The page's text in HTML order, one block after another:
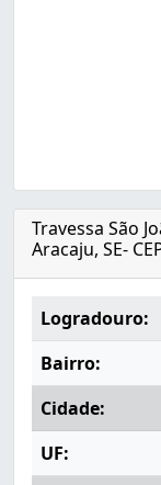
Travessa São
Aracaju, SE-
Logradouro:
Bairro:
Cidade:
UF: